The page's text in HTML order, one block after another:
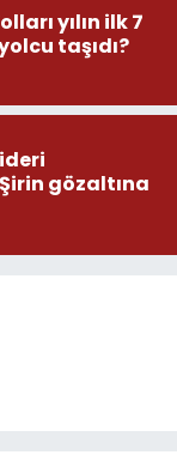
yılın ilk 7
taşıdı?
gözaltına